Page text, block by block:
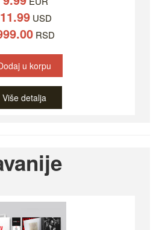
11.99USD
RSD
u korpu
Više detalja